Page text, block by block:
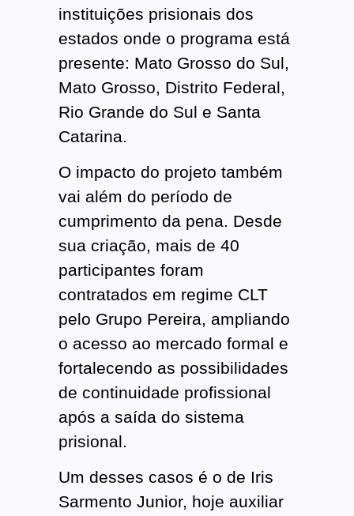
instituições prisionais dos
estados onde o programa está
presente: Mato Grosso do Sul,
Mato Grosso, Distrito Federal,
Rio Grande do Sul e Santa
Catarina.
O impacto do projeto também
vai além do período de
cumprimento da pena. Desde
sua criação, mais de 40
participantes foram
contratados em regime CLT
pelo Grupo Pereira, ampliando
o acesso ao mercado formal e
fortalecendo as possibilidades
de continuidade profissional
após a saída do sistema
prisional.
Um desses casos é o de Iris
Sarmento Junior, hoje auxiliar